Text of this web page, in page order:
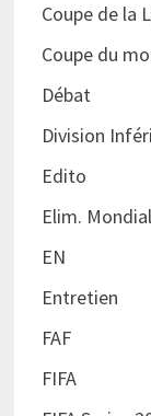
Coupe de la
Coupe du
Débat
Division
Edito
Elim.
EN
Entretien
FAF
FIFA